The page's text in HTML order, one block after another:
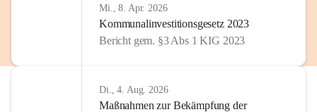
Mi., 8. Apr. 2026
Kommunalinvestitionsgesetz 2023
Bericht gem. §3 Abs 1 KIG 2023
Di., 4. Aug. 2026
Maßnahmen zur Bekämpfung der